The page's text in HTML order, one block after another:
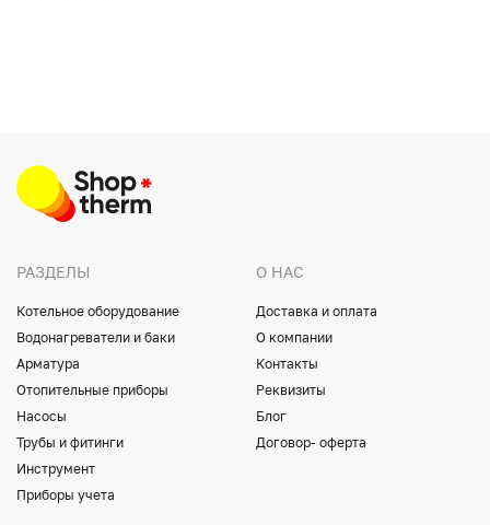
РАЗДЕЛЫ
Котельное оборудование
Водонагреватели и баки
Арматура
Отопительные приборы
Насосы
Трубы и фитинги
Инструмент
Приборы учета
О НАС
Доставка и оплата
О компании
Контакты
Реквизиты
Блог
Договор- оферта